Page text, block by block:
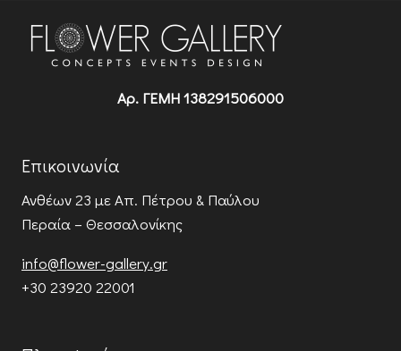
Αρ. ΓΕΜΗ 138291506000
Επικοινωνία
Ανθέων 23 με Απ. Πέτρου & Παύλου
Περαία – Θεσσαλονίκης
info@flower-gallery.gr
+30 23920 22001